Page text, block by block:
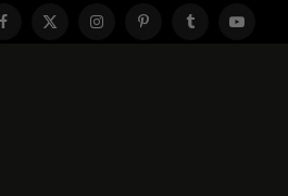
Facebook
X
InstagramPinterestTumblr